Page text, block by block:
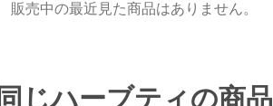
販売中の最近見た商品はありません。
同じハーブティの商品